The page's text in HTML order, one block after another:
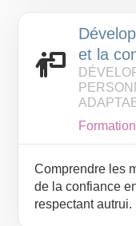
réactiver sa
changement
et la
Comprendre les
de la confiance
respectant